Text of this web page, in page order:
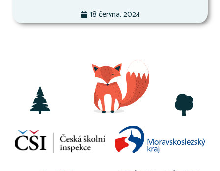
18 června, 2024